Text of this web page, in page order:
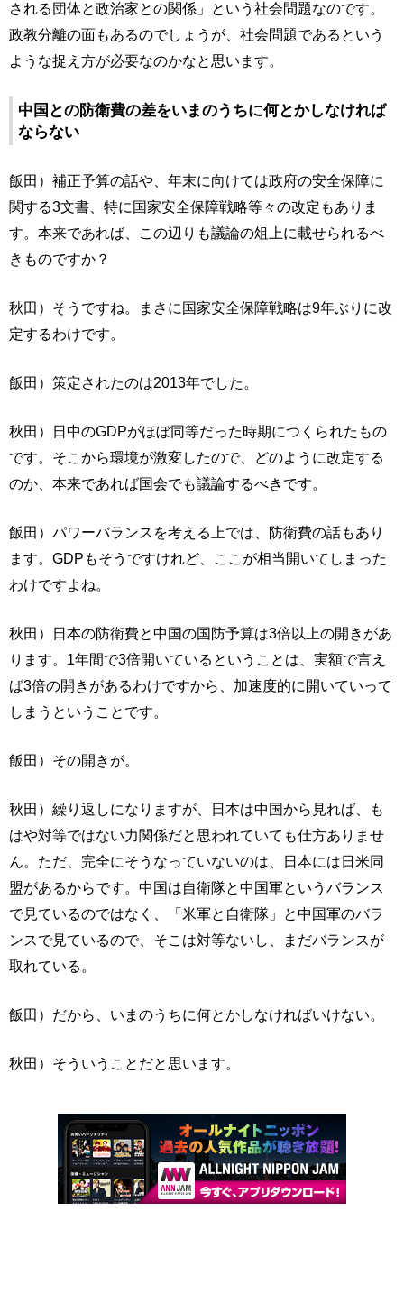
される団体と政治家との関係」という社会問題なのです。
政教分離の面もあるのでしょうが、社会問題であるという
ような捉え方が必要なのかなと思います。
中国との防衛費の差をいまのうちに何とかしなければ
ならない
飯田）補正予算の話や、年末に向けては政府の安全保障に
関する3文書、特に国家安全保障戦略等々の改定もありま
す。本来であれば、この辺りも議論の俎上に載せられるべ
きものですか？
秋田）そうですね。まさに国家安全保障戦略は9年ぶりに改
定するわけです。
飯田）策定されたのは2013年でした。
秋田）日中のGDPがほぼ同等だった時期につくられたもの
です。そこから環境が激変したので、どのように改定する
のか、本来であれば国会でも議論するべきです。
飯田）パワーバランスを考える上では、防衛費の話もあり
ます。GDPもそうですけれど、ここが相当開いてしまった
わけですよね。
秋田）日本の防衛費と中国の国防予算は3倍以上の開きがあ
ります。1年間で3倍開いているということは、実額で言え
ば3倍の開きがあるわけですから、加速度的に開いていって
しまうということです。
飯田）その開きが。
秋田）繰り返しになりますが、日本は中国から見れば、も
はや対等ではない力関係だと思われていても仕方ありませ
ん。ただ、完全にそうなっていないのは、日本には日米同
盟があるからです。中国は自衛隊と中国軍というバランス
で見ているのではなく、「米軍と自衛隊」と中国軍のバラ
ンスで見ているので、そこは対等ないし、まだバランスが
取れている。
飯田）だから、いまのうちに何とかしなければいけない。
秋田）そういうことだと思います。